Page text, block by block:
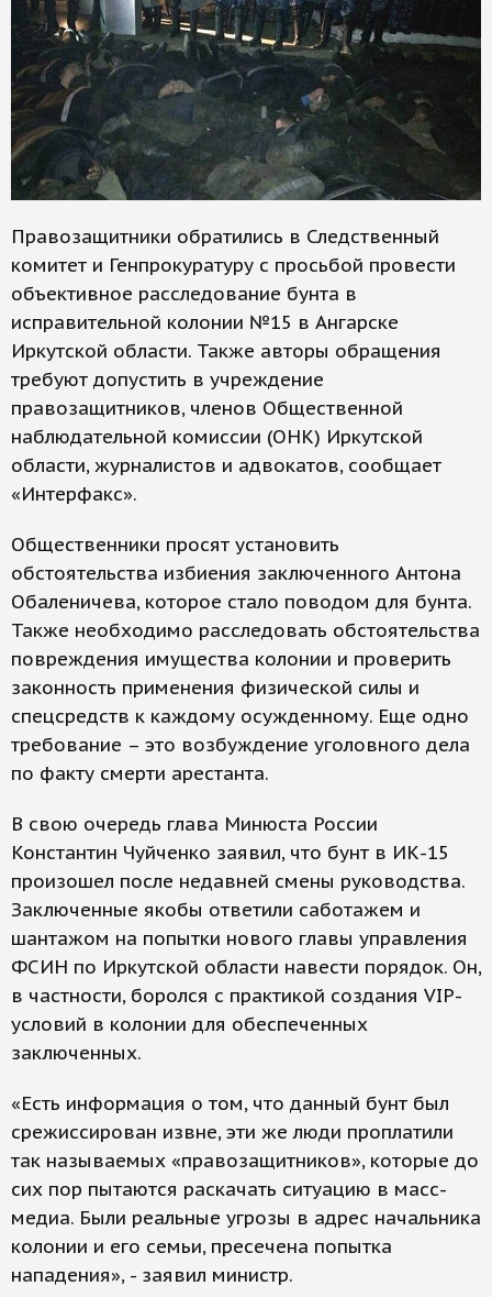
Правозащитники обратились в Следственный
комитет и Генпрокуратуру с просьбой провести
объективное расследование бунта в
исправительной колонии №15 в Ангарске
Иркутской области. Также авторы обращения
требуют допустить в учреждение
правозащитников, членов Общественной
наблюдательной комиссии (ОНК) Иркутской
области, журналистов и адвокатов, сообщает
«Интерфакс».
Общественники просят установить
обстоятельства избиения заключенного Антона
Обаленичева, которое стало поводом для бунта.
Также необходимо расследовать обстоятельства
повреждения имущества колонии и проверить
законность применения физической силы и
спецсредств к каждому осужденному. Еще одно
требование – это возбуждение уголовного дела
по факту смерти арестанта.
В свою очередь глава Минюста России
Константин Чуйченко заявил, что бунт в ИК-15
произошел после недавней смены руководства.
Заключенные якобы ответили саботажем и
шантажом на попытки нового главы управления
ФСИН по Иркутской области навести порядок. Он,
в частности, боролся с практикой создания VIP-
условий в колонии для обеспеченных
заключенных.
«Есть информация о том, что данный бунт был
срежиссирован извне, эти же люди проплатили
так называемых «правозащитников», которые до
сих пор пытаются раскачать ситуацию в масс-
медиа. Были реальные угрозы в адрес начальника
колонии и его семьи, пресечена попытка
нападения», - заявил министр.